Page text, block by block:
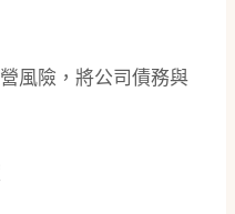
風險，將公司債務與